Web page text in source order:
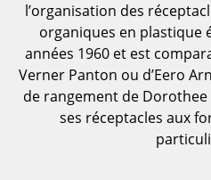
Rangements
Étagères & Armoires
Bibliothèques
l’organisation des
organiques en plastique
années 1960 et est
Verner Panton ou d’Eero
de rangement de
ses réceptacles aux